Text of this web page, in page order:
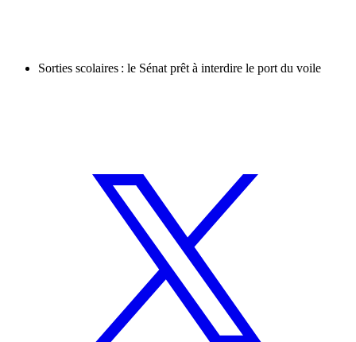
Sorties scolaires : le Sénat prêt à interdire le port du voile